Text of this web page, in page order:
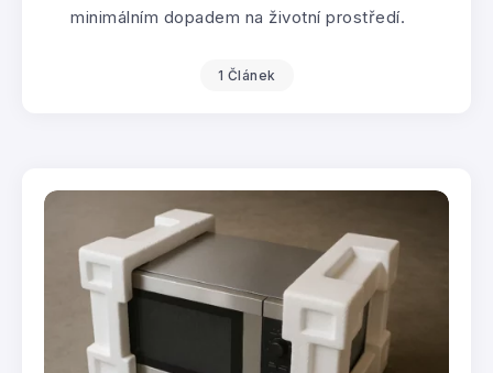
minimálním dopadem na životní prostředí.
1 Článek